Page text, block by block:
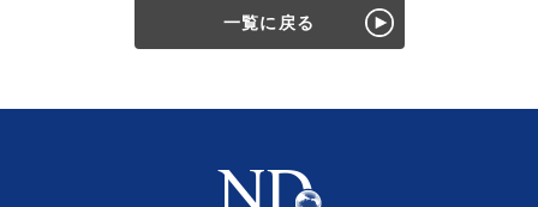
一覧に戻る